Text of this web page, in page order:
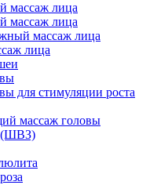
массаж лица
массаж лица
массаж лица
лица
для стимуляции роста
массаж головы
(ШВЗ)